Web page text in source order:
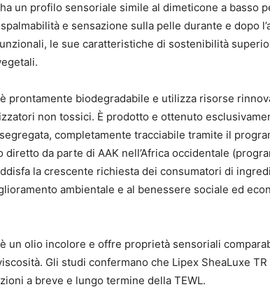
un profilo sensoriale simile al dimeticone a basso
e sensazione sulla pelle durante e dopo
le sue caratteristiche di sostenibilità
prontamente biodegradabile e utilizza risorse
non tossici. È prodotto e ottenuto
completamente tracciabile tramite il
da parte di AAK nell’Africa occidentale
la crescente richiesta dei consumatori di
ambientale e al benessere sociale ed
un olio incolore e offre proprietà sensoriali
Gli studi confermano che Lipex SheaLuxe
a breve e lungo termine della TEWL.